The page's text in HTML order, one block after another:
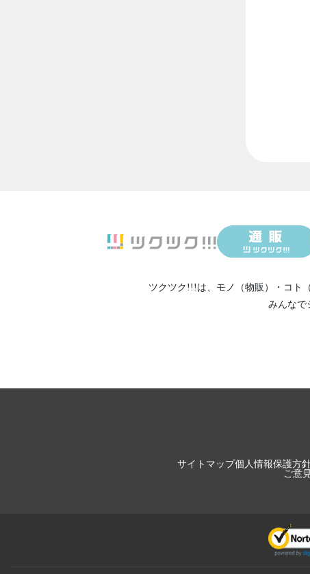
ツクツク!!!は、 モノ（物販） ・ コト
みんなで
サイトマップ個人情報保護方
ご意